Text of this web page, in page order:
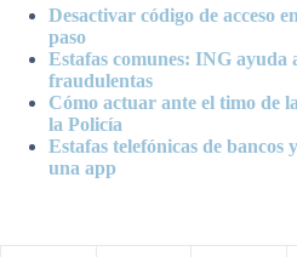
Desactivar código de acceso
paso
Estafas comunes: ING ayuda
fraudulentas
Cómo actuar ante el timo de
la Policía
Estafas telefónicas de bancos
una app